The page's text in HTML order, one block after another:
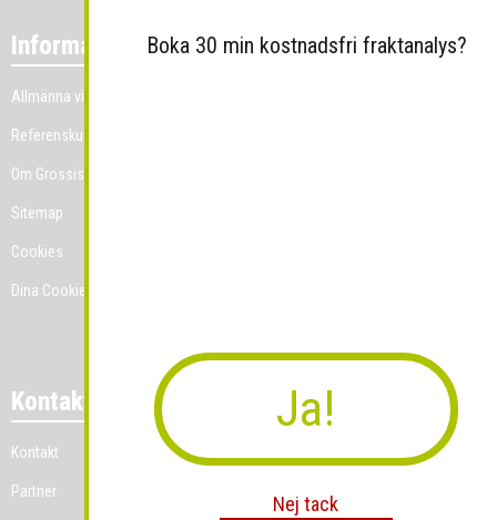
Information
Allmänna villkor
Referenskunder
Om Grossist.se
Sitemap
Cookies
Dina Cookie-prefenser
Kontakt
Kontakt
Partner
Boka 30 min kostnadsfri fraktanalys?
Ja!
Nej tack